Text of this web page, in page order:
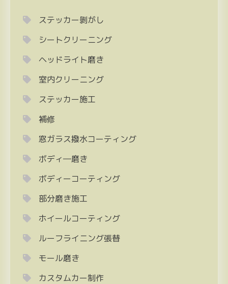
ステッカー剝がし
シートクリーニング
ヘッドライト磨き
室内クリーニング
ステッカー施工
補修
窓ガラス撥水コーティング
ボディ―磨き
ボディーコーティング
部分磨き施工
ホイールコーティング
ルーフライニング張替
モール磨き
カスタムカー制作